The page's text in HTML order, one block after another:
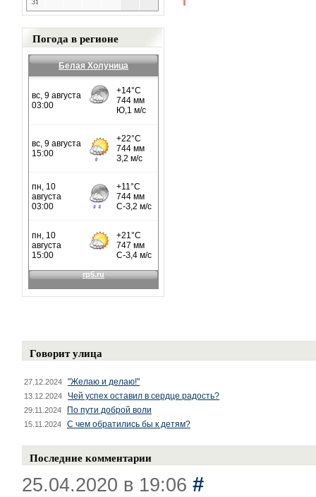
31
Погода в регионе
Белая Холуница
Говорит улица
27.12.2024 "Желаю и делаю!"
13.12.2024 Чей успех оставил в сердце радость?
29.11.2024 По пути доброй воли
15.11.2024 С чем обратились бы к детям?
Последние комментарии
25.04.2020 в 19:06 #